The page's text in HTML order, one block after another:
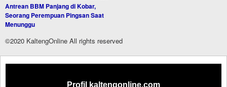
Antrean BBM Panjang di Kobar,
Seorang Perempuan Pingsan Saat
Menunggu
©2020 KaltengOnline All rights reserved
Profil kaltengonline.com